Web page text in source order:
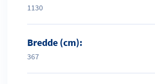
1130
Bredde (cm):
367